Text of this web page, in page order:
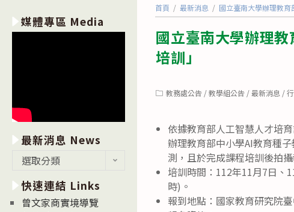
首頁 / 最新消息 / 國立臺南大學辦理教育
國立臺南大學辦理
培訓」
Post教務處公告 / 教學組公告 / 最新消息 /
依據教育部人工智慧人才培
辦理教育部中小學AI教育種
測，且於完成課程培訓後拍
培訓時間：112年11月7日、
時)。
報到地點：國家教育研究院
媒體專區 Media
最新消息 News
消
息
選取分類
快速連結 Links
曾文家商實境導覽